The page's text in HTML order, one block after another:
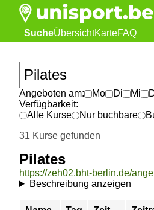
SucheÜbersichtKarteFAQ
Angeboten am: Mo Di Mi
Verfügbarkeit:
Alle Kurse
Nur buchbare
31 Kurse gefunden
Pilates
Beschreibung anzeigen